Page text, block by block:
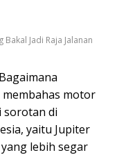
Jadi Raja Jalanan
motor
sorotan di
yaitu Jupiter
lebih segar